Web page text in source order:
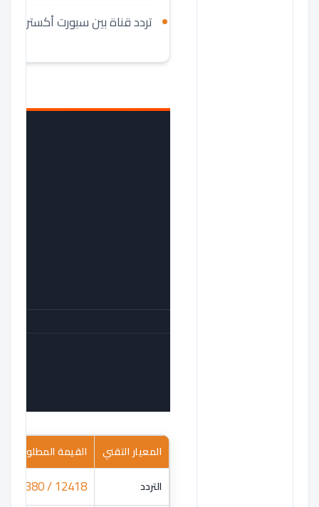
تردد قناة بين سبورت أكسترا 1 2026 BeIN Sport Extra على النايل سات
المعيار التقني
القيمة المطلوبة
التردد
12418 / 12380